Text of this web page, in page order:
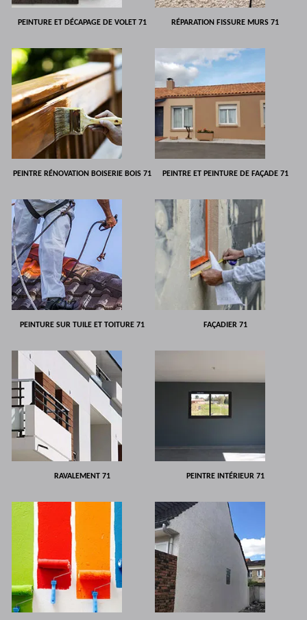
PEINTURE ET DÉCAPAGE DE VOLET 71 RÉPARATION FISSURE MURS 71
PEINTRE RÉNOVATION BOISERIE BOIS 71 PEINTRE ET PEINTURE DE FAÇADE 71
PEINTURE SUR TUILE ET TOITURE 71 FAÇADIER 71
RAVALEMENT 71 PEINTRE INTÉRIEUR 71